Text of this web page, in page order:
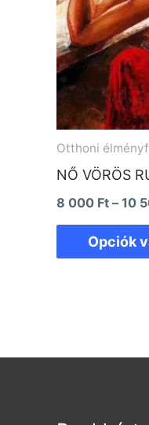
Otthoni
NŐ VÖRÖS
8 000 Ft – 10
Opciók